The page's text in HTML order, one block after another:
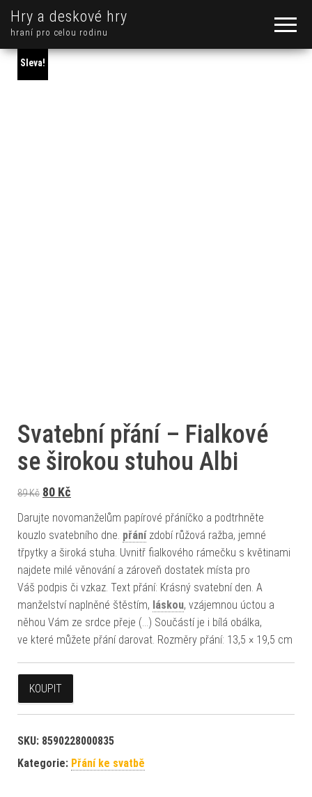
Hry a deskové hry
hraní pro celou rodinu
Sleva!
Svatební přání – Fialkové
se širokou stuhou Albi
89Kč Původní cena byla: 89 Kč.
80 Kč
Darujte novomanželům papírové přáníčko a podtrhněte
kouzlo svatebního dne. přánízdobí růžová ražba, jemné
třpytky a široká stuha. Uvnitř fialkového rámečku s květinami
najdete milé věnování a zároveň dostatek místa pro
Váš podpis či vzkaz. Text přání: Krásný svatební den. A
manželství naplněné štěstím, láskou, vzájemnou úctou a
něhou Vám ze srdce přeje (…) Součástí je i bílá obálka,
ve které můžete přání darovat. Rozměry přání: 13,5 × 19,5 cm
KOUPIT
SKU: 8590228000835
Kategorie: Přání ke svatbě